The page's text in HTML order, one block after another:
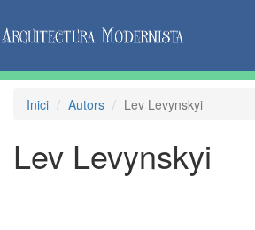
Inici Autors Lev Levynskyi
Lev Levynskyi